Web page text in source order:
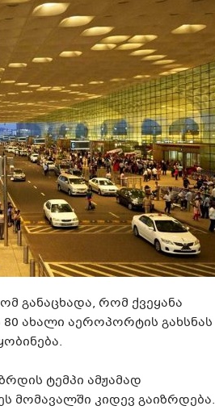
განაცხადა, რომ ქვეყანა
ახალი აეროპორტის გახსნას
ტემპი ამჟამად
მომავალში კიდევ გაიზრდება.